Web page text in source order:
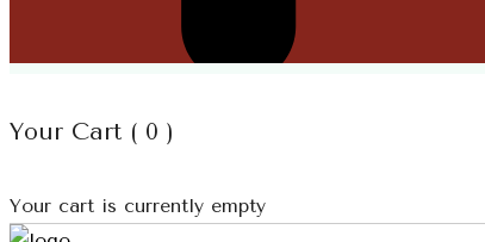
Your Cart ( 0 )
Your cart is currently empty